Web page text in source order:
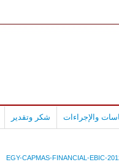
والإجراءات شكر وتقدير
EGY-CAPMAS-FINANCIAL-EBIC-